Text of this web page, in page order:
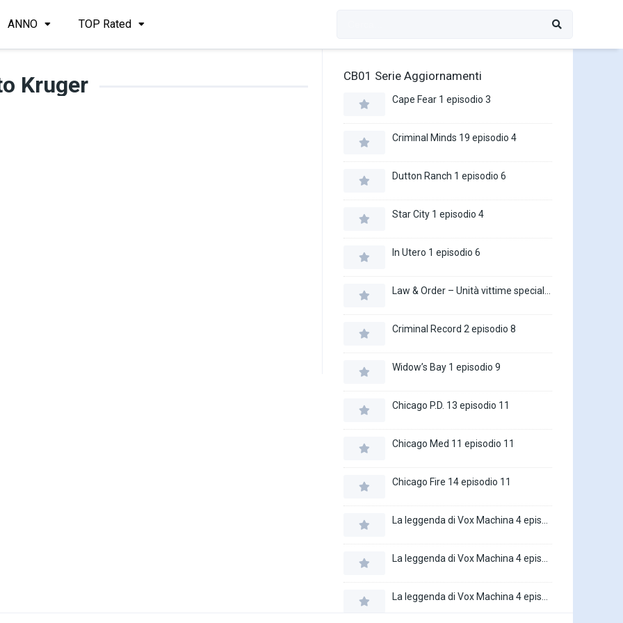
ANNO TOP Rated
Kruger CB01 Serie Aggiornamenti
Cape Fear 1 episodio 3
Criminal Minds 19 episodio 4
Dutton Ranch 1 episodio 6
Star City 1 episodio 4
In Utero 1 episodio 6
Criminal Record 2 episodio 8
Widow’s Bay 1 episodio 9
Chicago P.D. 13 episodio 11
Chicago Med 11 episodio 11
Chicago Fire 14 episodio 11